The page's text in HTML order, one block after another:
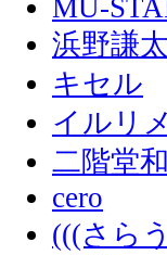
MU-
浜野謙太
キセル
イルリ
二階堂
cero
(((さら